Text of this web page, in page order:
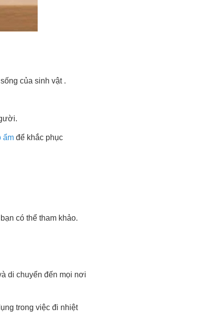
của sinh vật .
ẩm để khắc phục
có thể tham khảo.
di chuyển đến mọi nơi
trong việc đi nhiệt